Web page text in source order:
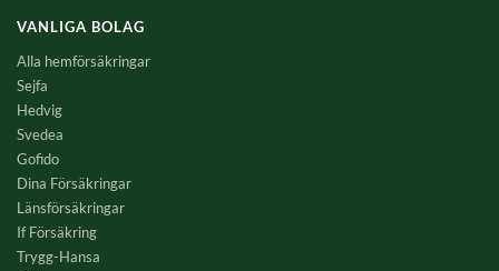
VANLIGA BOLAG
Alla hemförsäkringar
Sejfa
Hedvig
Svedea
Gofido
Dina Försäkringar
Länsförsäkringar
If Försäkring
Trygg-Hansa